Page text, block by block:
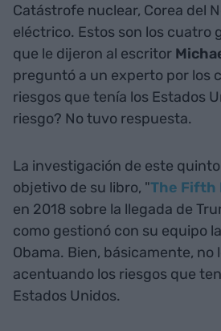
Catástrofe nuclear, Corea del
eléctrico. Estos son los cuatro
que le dijeron al escritor
preguntó a un experto por los
riesgos que tenía los Estados
riesgo? No tuvo respuesta.
La investigación de este
objetivo de su libro, "The Fifth
en 2018 sobre la llegada de
como gestionó con su equipo
Obama. Bien, básicamente, no
acentuando los riesgos que
Estados Unidos.